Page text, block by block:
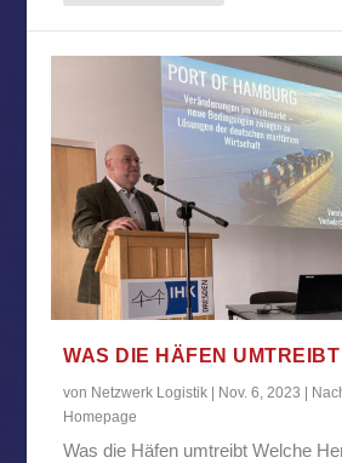
WAS DIE HÄFEN UMTREIBT
von Netzwerk Logistik | Nov. 6, 2023 |
Homepage
Was die Häfen umtreibt Welche